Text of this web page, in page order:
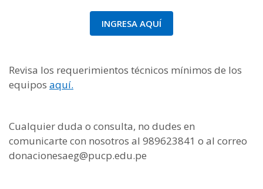
INGRESA AQUÍ
Revisa los requerimientos técnicos mínimos de los
equipos aquí.
Cualquier duda o consulta, no dudes en
comunicarte con nosotros al 989623841 o al correo
donacionesaeg@pucp.edu.pe